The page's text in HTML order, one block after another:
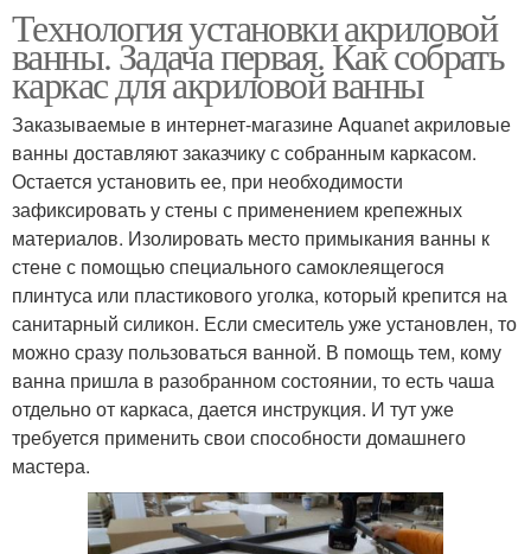
Технология установки акриловой
ванны. Задача первая. Как собрать
каркас для акриловой ванны
Заказываемые в интернет-магазине Aquanet акриловые
ванны доставляют заказчику с собранным каркасом.
Остается установить ее, при необходимости
зафиксировать у стены с применением крепежных
материалов. Изолировать место примыкания ванны к
стене с помощью специального самоклеящегося
плинтуса или пластикового уголка, который крепится на
санитарный силикон. Если смеситель уже установлен, то
можно сразу пользоваться ванной. В помощь тем, кому
ванна пришла в разобранном состоянии, то есть чаша
отдельно от каркаса, дается инструкция. И тут уже
требуется применить свои способности домашнего
мастера.